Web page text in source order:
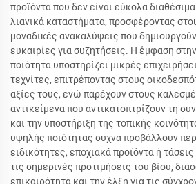
προϊόντα που δεν είναι εύκολα
λιανικά καταστήματα, προσφέροντας
μοναδικές ανακαλύψεις που
ευκαιρίες για συζητήσεις. Η έμφαση
ποιότητα υποστηρίζει μικρές
τεχνίτες, επιτρέποντας στους
αξίες τους, ενώ παρέχουν στους
αντικείμενα που αντικατοπτρίζουν τη
και την υποστήριξη της τοπικής
υψηλής ποιότητας συχνά προβάλλουν
ειδικότητες, εποχιακά προϊόντα ή
τις σημερινές προτιμήσεις του βίου,
επικαιρότητα και την έλξη για τις